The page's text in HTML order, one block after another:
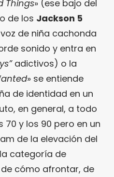
Things» (ese bajo del
de los Jackson 5
de niña cachonda
sonido y entra en
adictivos) o la
» se entiende
de identidad en un
en general, a todo
70 y los 90 pero en un
de la elevación del
categoría de
cómo afrontar, de